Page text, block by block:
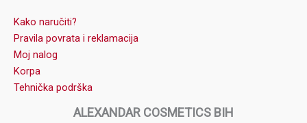
Kako naručiti?
Pravila povrata i reklamacija
Moj nalog
Korpa
Tehnička podrška
ALEXANDAR COSMETICS BIH